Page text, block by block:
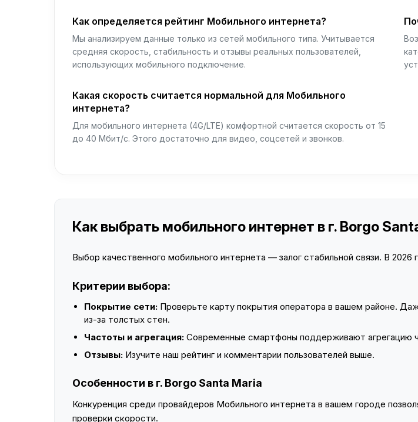
Как определяется рейтинг Мобильного интернета?
Мы анализируем данные только из сетей мобильного типа. Учитывается
средняя скорость, стабильность и отзывы реальных пользователей,
использующих мобильного подключение.
Какая скорость считается нормальной для Мобильного
интернета?
Для мобильного интернета (4G/LTE) комфортной считается скорость от 15
до 40 Мбит/с. Этого достаточно для видео, соцсетей и звонков.
Как выбрать мобильного интернет в г. Borgo
Выбор качественного мобильного интернета — залог стабильной связи. В 2026
Критерии выбора:
Покрытие сети: Проверьте карту покрытия оператора в вашем районе.
из-за толстых стен.
Частоты и агрегация: Современные смартфоны поддерживают агрегацию
Отзывы: Изучите наш рейтинг и комментарии пользователей выше.
Особенности в г. Borgo Santa Maria
Конкуренция среди провайдеров Мобильного интернета в вашем городе
проверки скорости.